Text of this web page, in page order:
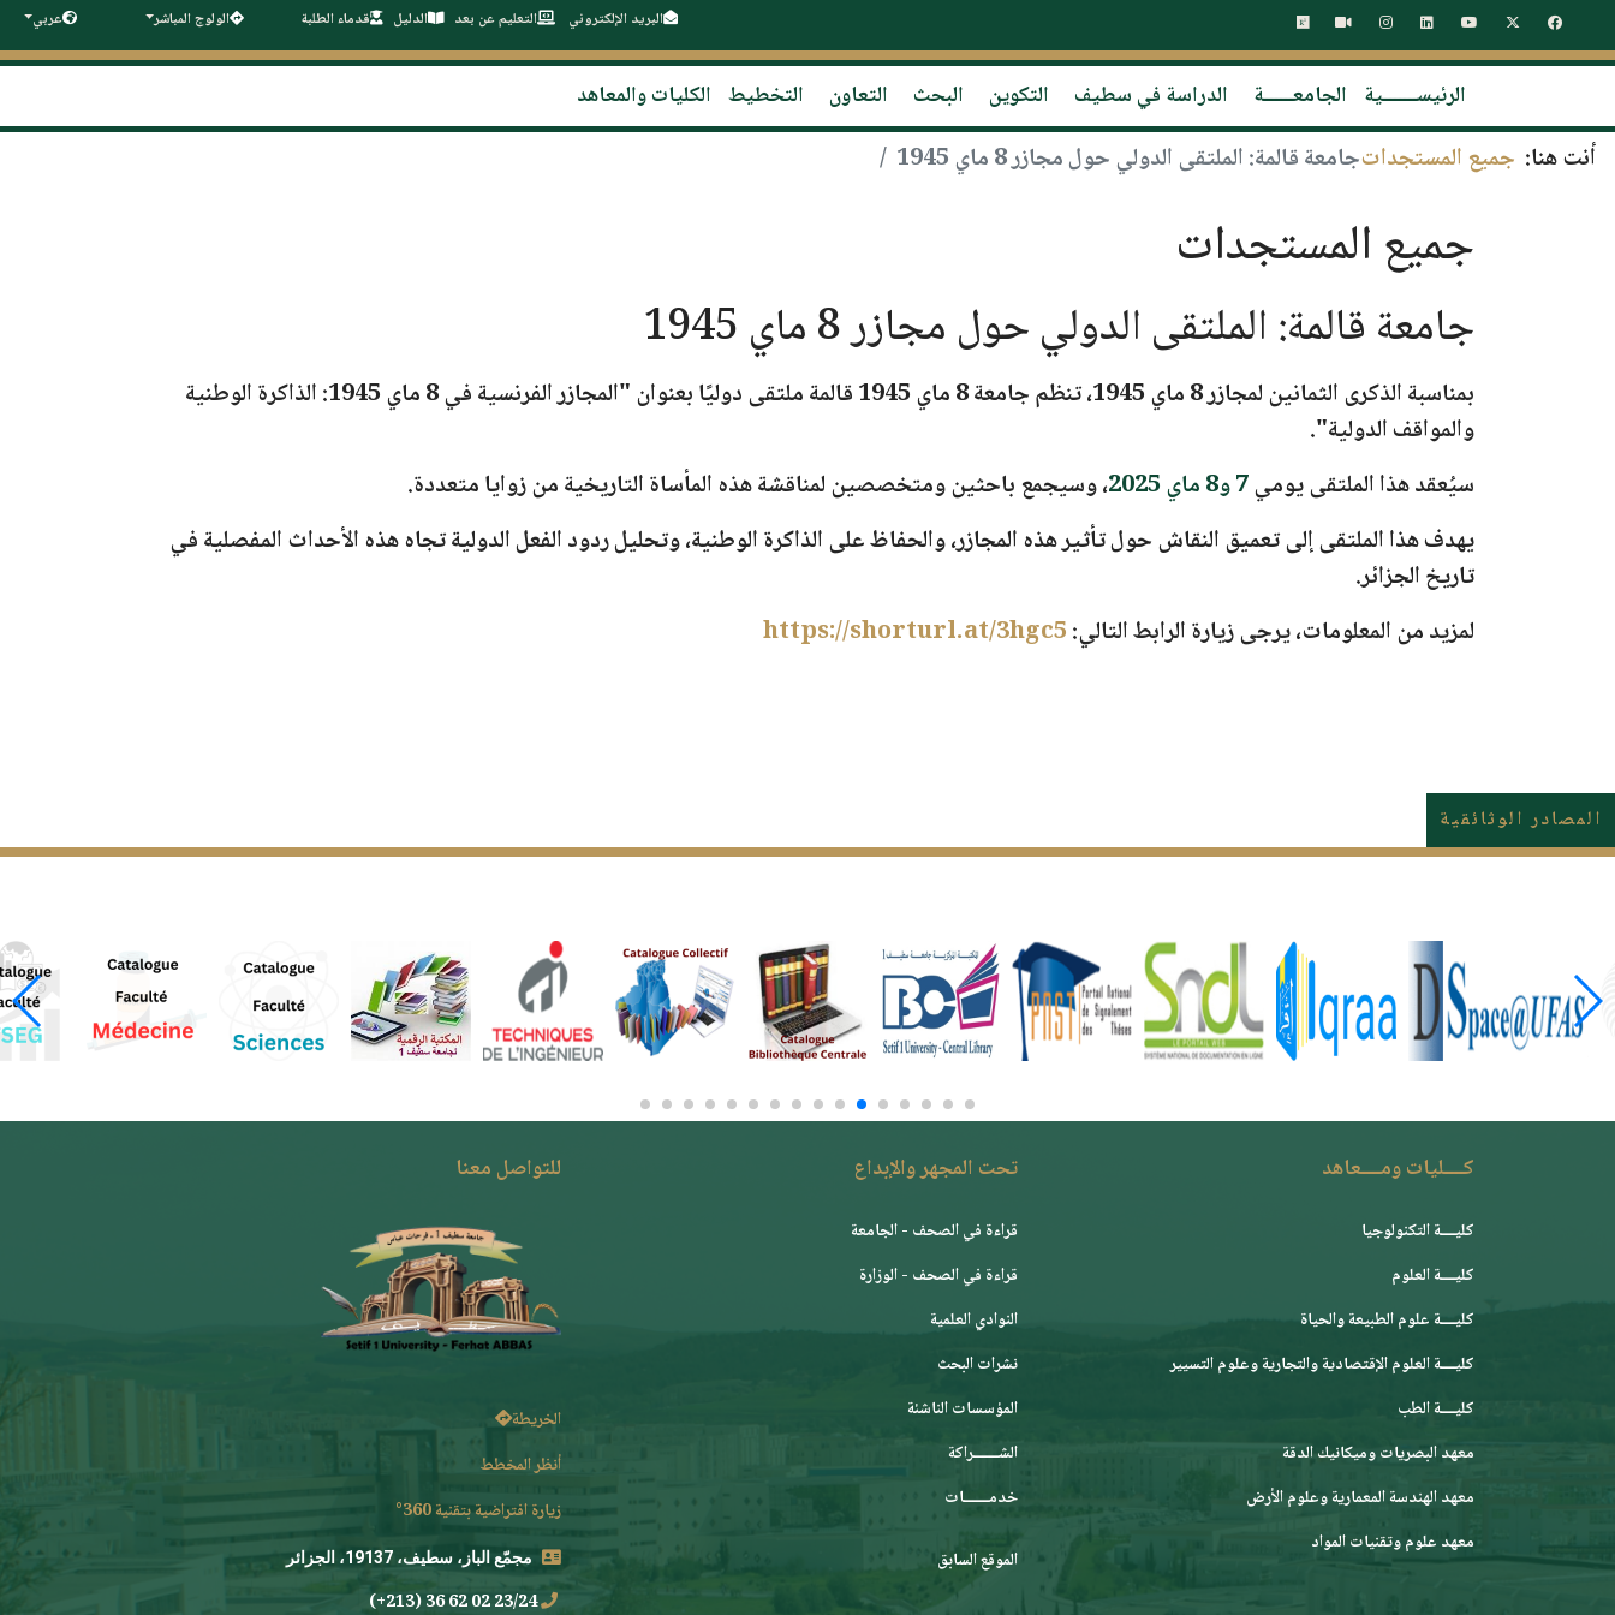
البريد الإلكتروني التعليم عن بعد الدليل قدماء الطلبة الولوج المباشر عربي
الرئيســـــــية الجامعــــــة الدراسة في سطيف التكوين البحث التعاون التخطيط الكليات والمعاهد
أنت هنا: جميع المستجداتجامعة قالمة: الملتقى الدولي حول مجازر 8 ماي 1945
جميع المستجدات
جامعة قالمة: الملتقى الدولي حول مجازر 8 ماي 1945
بمناسبةالذكرى الثمانين لمجازر 8 ماي 1945 ، تنظمجامعة 8 ماي 1945 قالمة ملتقى دوليًا بعنوان
"المجازر الفرنسية في 8 ماي 1945: الذاكرة الوطنية
والمواقف الدولية"
.
سيُعقد هذا الملتقى يومي7 و8 ماي 2025
، وسيجمع باحثين ومتخصصين لمناقشة هذه المأساة التاريخية من زوايا متعددة.
يهدف هذا الملتقى إلى تعميق النقاش حول تأثير هذه المجازر، والحفاظ على الذاكرة الوطنية، وتحليل ردود الفعل الدولية تجاه هذه الأحداث المفصلية في
تاريخ الجزائر.
لمزيد من المعلومات، يرجى زيارة الرابط التالي:https://shorturl.at/3hgc5
المصادر الوثائقية
كــــليات ومــــعاهد
كليــــة التكنولوجيا
كليــــة العلوم
كليــــة علوم الطبيعة والحياة
كليــــة العلوم الإقتصادية والتجارية وعلوم التسيير
كليــــة الطب
معهد البصريات وميكانيك الدقة
معهد الهندسة المعمارية وعلوم الأرض
معهد علوم وتقنيات المواد
تحت المجهر والإبداع
قراءة في الصحف - الجامعة
قراءة في الصحف - الوزارة
النوادي العلمية
نشرات البحث
المؤسسات الناشئة
الشـــــــراكة
خدمـــــــات
الموقع السابق
للتواصل معنا
الخريطة
أنظر المخطط
زيارة افتراضية بتقنية 360°
مجمّع الباز، سطيف، 19137، الجزائر
23/24 02 62 36 (213+)